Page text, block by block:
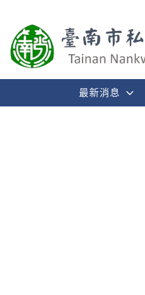
最新消息